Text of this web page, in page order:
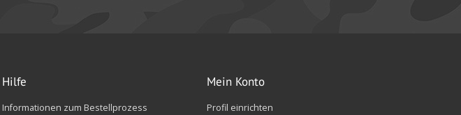
Hilfe
Informationen zum Bestellprozess
Mein Konto
Profil einrichten